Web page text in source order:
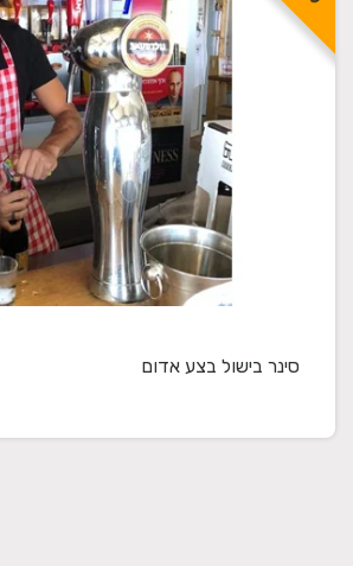
סינר בישול בצע אדום